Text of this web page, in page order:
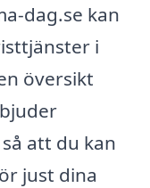
dag.se kan
i
översikt
att du kan
just dina